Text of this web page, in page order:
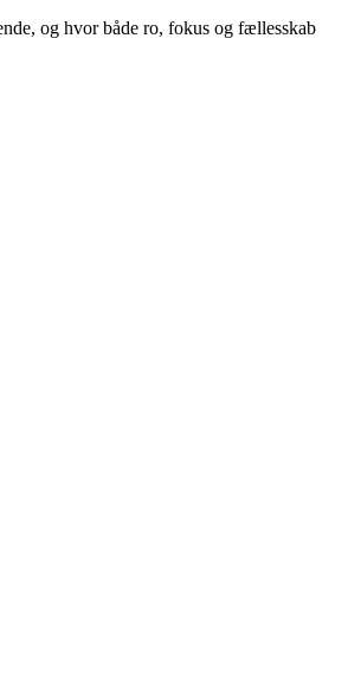
og hvor både ro, fokus og fællesskab